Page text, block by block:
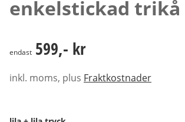
enkelstickad trikå
599,- kr
endast 599,- kr
inkl. moms, plus Fraktkostnader